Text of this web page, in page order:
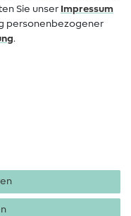
Sie unser Impressum
personenbezogener
.